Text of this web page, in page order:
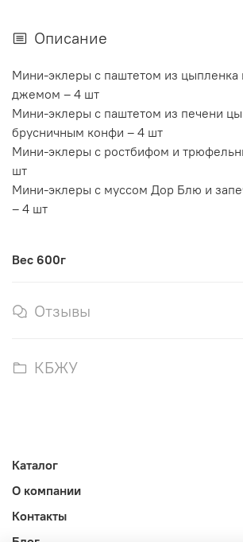
Описание
Мини-эклеры с паштетом из цыпленка
джемом – 4 шт
Мини-эклеры с паштетом из печени
брусничным конфи – 4 шт
Мини-эклеры с ростбифом и
шт
Мини-эклеры с муссом Дор Блю и
– 4 шт
Вес 600г
Отзывы
КБЖУ
Каталог
О компании
Контакты